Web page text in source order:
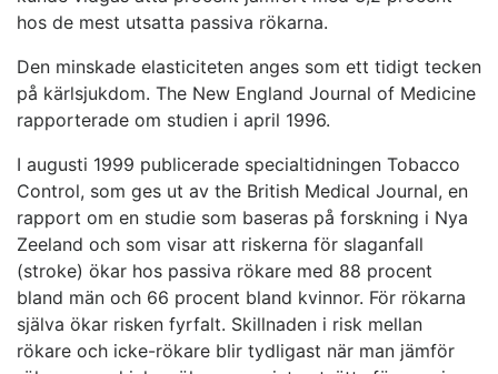
hos de mest utsatta passiva rökarna.
Den minskade elasticiteten anges som ett tidigt tecken
på kärlsjukdom. The New England Journal of Medicine
rapporterade om studien i april 1996.
I augusti 1999 publicerade specialtidningen Tobacco
Control, som ges ut av the British Medical Journal, en
rapport om en studie som baseras på forskning i Nya
Zeeland och som visar att riskerna för slaganfall
(stroke) ökar hos passiva rökare med 88 procent
bland män och 66 procent bland kvinnor. För rökarna
själva ökar risken fyrfalt. Skillnaden i risk mellan
rökare och icke-rökare blir tydligast när man jämför